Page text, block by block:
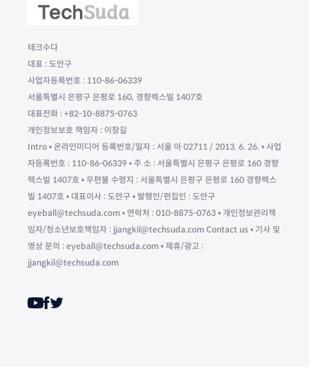
테크수다
대표 : 도안구
사업자등록번호 : 110-86-06339
서울특별시 은평구 은평로 160, 경향렉스빌 1407호
대표전화 : +82-10-8875-0763
개인정보보호 책임자 : 이창길
Intro • 온라인미디어 등록번호/일자 : 서울 아 02711 / 2013. 6. 26. • 사업
자등록번호 : 110-86-06339 • 주 소 : 서울특별시 은평구 은평로 160 경향
렉스빌 1407호 • 우편물 수령지 : 서울특별시 은평구 은평로 160 경향렉스
빌 1407호 • 대표이사 : 도안구 • 발행인/편집인 : 도안구
eyeball@techsuda.com • 연락처 : 010-8875-0763 • 개인정보관리책
임자/청소년보호책임자 : jjangkil@techsuda.com Contact us • 기사 및
영상 문의 : eyeball@techsuda.com • 제휴/광고 :
jjangkil@techsuda.com